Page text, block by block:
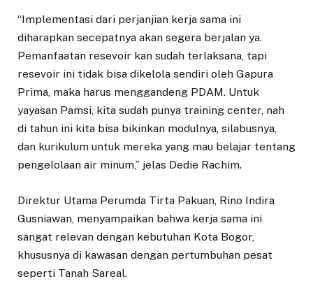
“Implementasi dari perjanjian kerja sama ini
diharapkan secepatnya akan segera berjalan ya.
Pemanfaatan resevoir kan sudah terlaksana, tapi
resevoir ini tidak bisa dikelola sendiri oleh Gapura
Prima, maka harus menggandeng PDAM. Untuk
yayasan Pamsi, kita sudah punya training center, nah
di tahun ini kita bisa bikinkan modulnya, silabusnya,
dan kurikulum untuk mereka yang mau belajar tentang
pengelolaan air minum,” jelas Dedie Rachim.
Direktur Utama Perumda Tirta Pakuan, Rino Indira
Gusniawan, menyampaikan bahwa kerja sama ini
sangat relevan dengan kebutuhan Kota Bogor,
khususnya di kawasan dengan pertumbuhan pesat
seperti Tanah Sareal.